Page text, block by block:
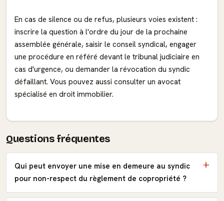
En cas de silence ou de refus, plusieurs voies existent :
inscrire la question à l'ordre du jour de la prochaine
assemblée générale, saisir le conseil syndical, engager
une procédure en référé devant le tribunal judiciaire en
cas d'urgence, ou demander la révocation du syndic
défaillant. Vous pouvez aussi consulter un avocat
spécialisé en droit immobilier.
Questions fréquentes
Qui peut envoyer une mise en demeure au syndic
pour non-respect du règlement de copropriété ?